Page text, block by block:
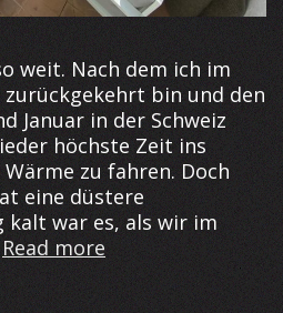
weit. Nach dem ich im
bin und den
Januar in der Schweiz
höchste Zeit ins
zu fahren. Doch
eine düstere
kalt war es, als wir im
Read more Training
in
Sevilla